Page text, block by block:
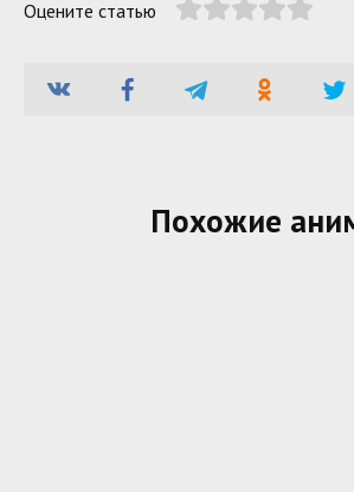
Оцените статью
Похожие